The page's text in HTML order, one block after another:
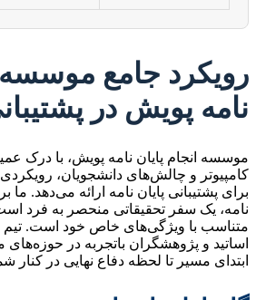
رویکرد جامع موسسه
نامه پویش در
موسسه انجام پایان نامه پویش، با درک
کامپیوتر و چالش‌های دانشجویان،
برای پشتیبانی پایان نامه ارائه می‌دهد. ما
نامه، یک سفر تحقیقاتی منحصر به فرد است
متناسب با ویژگی‌های خاص خود است.
اساتید و پژوهشگران باتجربه در حوزه‌های
ابتدای مسیر تا لحظه دفاع نهایی در کنار